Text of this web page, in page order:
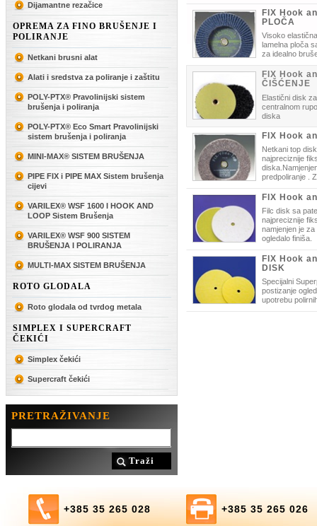
Dijamantne rezačice
OPREMA ZA FINO BRUŠENJE I
POLIRANJE
Netkani brusni alat
Alati i sredstva za poliranje i zaštitu
POLY-PTX® Pravolinijski sistem
brušenja i poliranja
POLY-PTX® Eco Smart Pravolinijski
sistem brušenja i poliranja
MINI-MAX® SISTEM BRUŠENJA
PIPE FIX i PIPE MAX Sistem brušenja
cijevi
VARILEX® WSF 1600 I HOOK AND
LOOP Sistem Brušenja
VARILEX® WSF 900 SISTEM
BRUŠENJA I POLIRANJA
MULTI-MAX SISTEM BRUŠENJA
ROTO GLODALA
Roto glodala od tvrdog metala
SIMPLEX I SUPERCRAFT
ČEKIĆI
Simplex čekići
Supercraft čekići
PRETRAŽIVANJE
Traži
FIX Hook
PLOČA
Visoko
lamelna ploča
za idealno
FIX Hook
ČIŠĆENJE
Elastični disk
centralnom
diska
FIX Hook
Netkani top
najpreciznije
predpoliranje .
FIX Hook
Filc disk sa
najpreciznije
namjenjen je
ogledalo finiša.
FIX Hook
DISK
Specijalni
postizanje
upotrebu
+385 35 265 028 +385 35 265 026